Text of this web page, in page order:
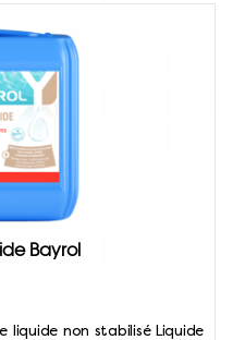
Bayrol
liquide non stabilisé Liquide